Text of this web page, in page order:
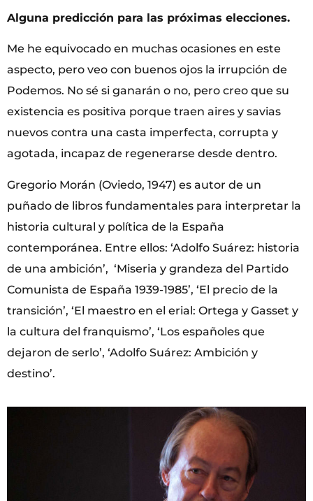
Alguna predicción para las próximas elecciones.
Me he equivocado en muchas ocasiones en este
aspecto, pero veo con buenos ojos la irrupción de
Podemos. No sé si ganarán o no, pero creo que su
existencia es positiva porque traen aires y savias
nuevos contra una casta imperfecta, corrupta y
agotada, incapaz de regenerarse desde dentro.
Gregorio Morán (Oviedo, 1947) es autor de un
puñado de libros fundamentales para interpretar la
historia cultural y política de la España
contemporánea. Entre ellos: ‘Adolfo Suárez: historia
de una ambición’, ‘Miseria y grandeza del Partido
Comunista de España 1939-1985’, ‘El precio de la
transición’, ‘El maestro en el erial: Ortega y Gasset y
la cultura del franquismo’, ‘Los españoles que
dejaron de serlo’, ‘Adolfo Suárez: Ambición y
destino’.